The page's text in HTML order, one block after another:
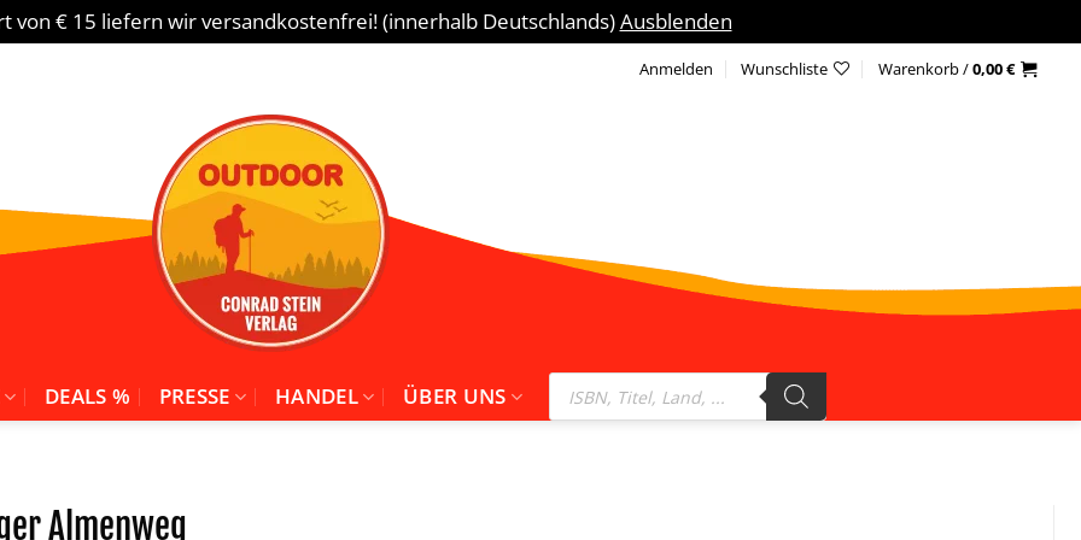
von € 15 liefern wir versandkostenfrei! (innerhalb Deutschlands)Ausblenden
Anmelden Wunschliste Warenkorb /0,00€
DEALS % PRESSE HANDEL ÜBER UNS
Products
search
Almenweg